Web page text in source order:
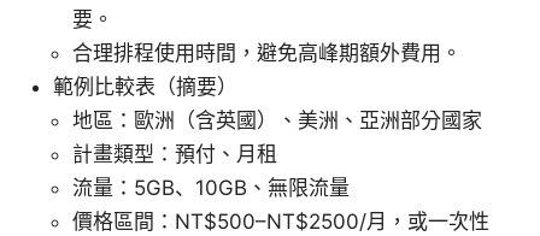
要。
合理排程使用時間，避免高峰期額外費用。
範例比較表（摘要）
地區：歐洲（含英國）、美洲、亞洲部分國家
計畫類型：預付、月租
流量：5GB、10GB、無限流量
價格區間：NT$500–NT$2500/月，或一次性